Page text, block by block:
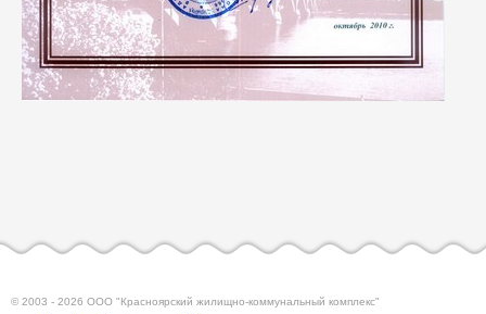
© 2003 - 2026 ООО "Красноярский жилищно-коммунальный комплекс"